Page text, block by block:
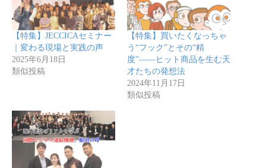
【特集】JECCICAセミナー
｜変わる現場と実践の声
2025年6月18日
類似投稿
【特集】買いたくなっちゃ
う“フック”とその“精
度”――ヒット商品を生む天
才たちの発想法
2024年11月17日
類似投稿